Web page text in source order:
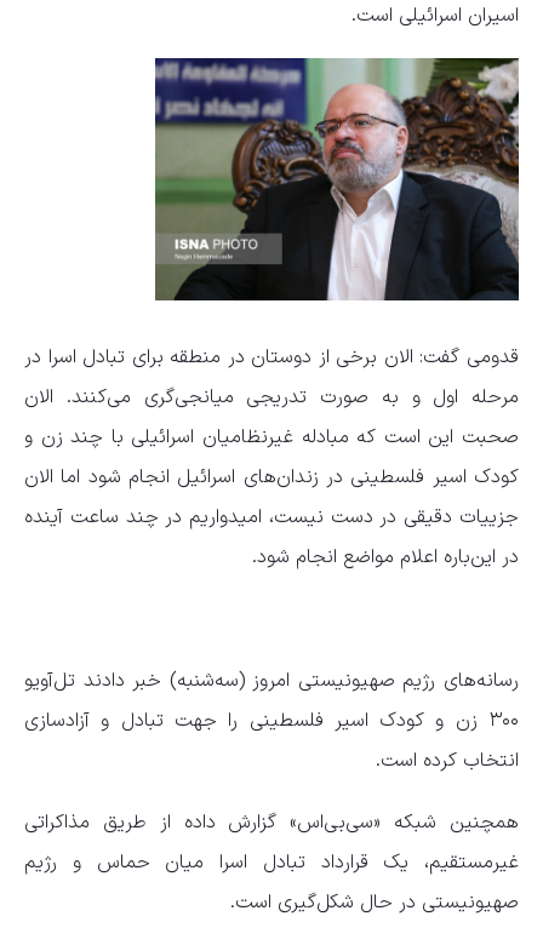
اسیران اسرائیلی است.
قدومی گفت: الان برخی از دوستان در منطقه برای تبادل اسرا در
مرحله اول و به صورت تدریجی میانجی‌گری می‌کنند. الان
صحبت این است که مبادله غیرنظامیان اسرائیلی با چند زن و
کودک اسیر فلسطینی در زندان‌های اسرائیل انجام شود اما الان
جزییات دقیقی در دست نیست، امیدواریم در چند ساعت آینده
در این‌باره اعلام مواضع انجام شود.
رسانه‌های رژیم صهیونیستی امروز (سه‌شنبه) خبر دادند تل‌آویو
۳۰۰ زن و کودک اسیر فلسطینی را جهت تبادل و آزادسازی
انتخاب کرده است.
همچنین شبکه «سی‌بی‌اس» گزارش داده از طریق مذاکراتی
غیرمستقیم، یک قرارداد تبادل اسرا میان حماس و رژیم
صهیونیستی در حال شکل‌گیری است.